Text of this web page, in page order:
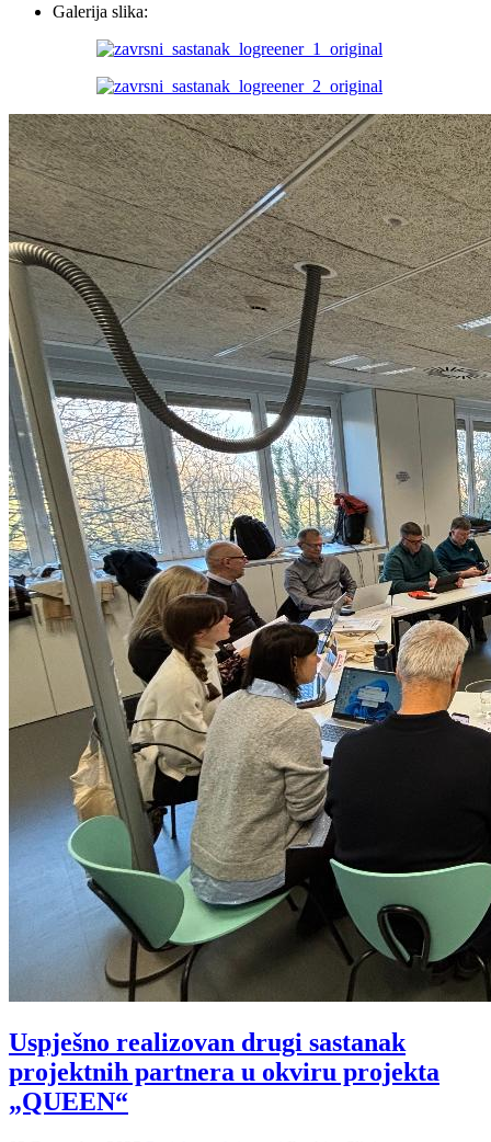
Galerija slika:
Uspješno realizovan drugi sastanak
projektnih partnera u okviru projekta
„QUEEN“